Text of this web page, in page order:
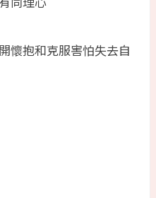
懷抱和克服害怕失去自